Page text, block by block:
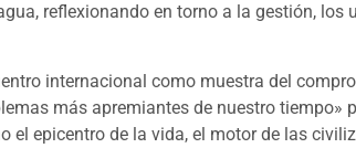
reflexionando en torno a la gestión, los
internacional como muestra del
más apremiantes de nuestro tiempo»
el epicentro de la vida, el motor de las